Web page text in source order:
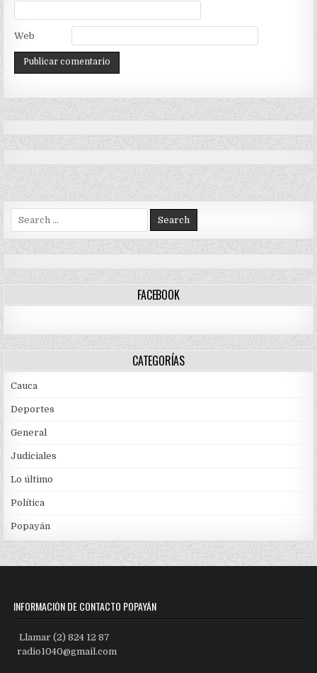
Web
Search
for:
FACEBOOK
CATEGORÍAS
Cauca
Deportes
General
Judiciales
Lo último
Política
Popayán
INFORMACIÓN DE CONTACTO POPAYÁN
Llamar (2) 824 12 87
radio1040@gmail.com